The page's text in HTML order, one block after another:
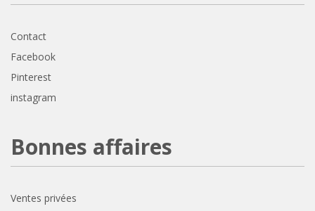
Contact
Facebook
Pinterest
instagram
Bonnes affaires
Ventes privées